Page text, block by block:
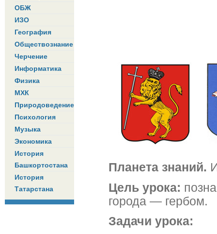
ОБЖ
ИЗО
География
Обществознание
Черчение
Информатика
Физика
МХК
Природоведение
Психология
Музыка
Экономика
История
Башкортостана
История
Татарстана
Планета знаний.
Цель урока:
города — гербом.
Задачи урока: